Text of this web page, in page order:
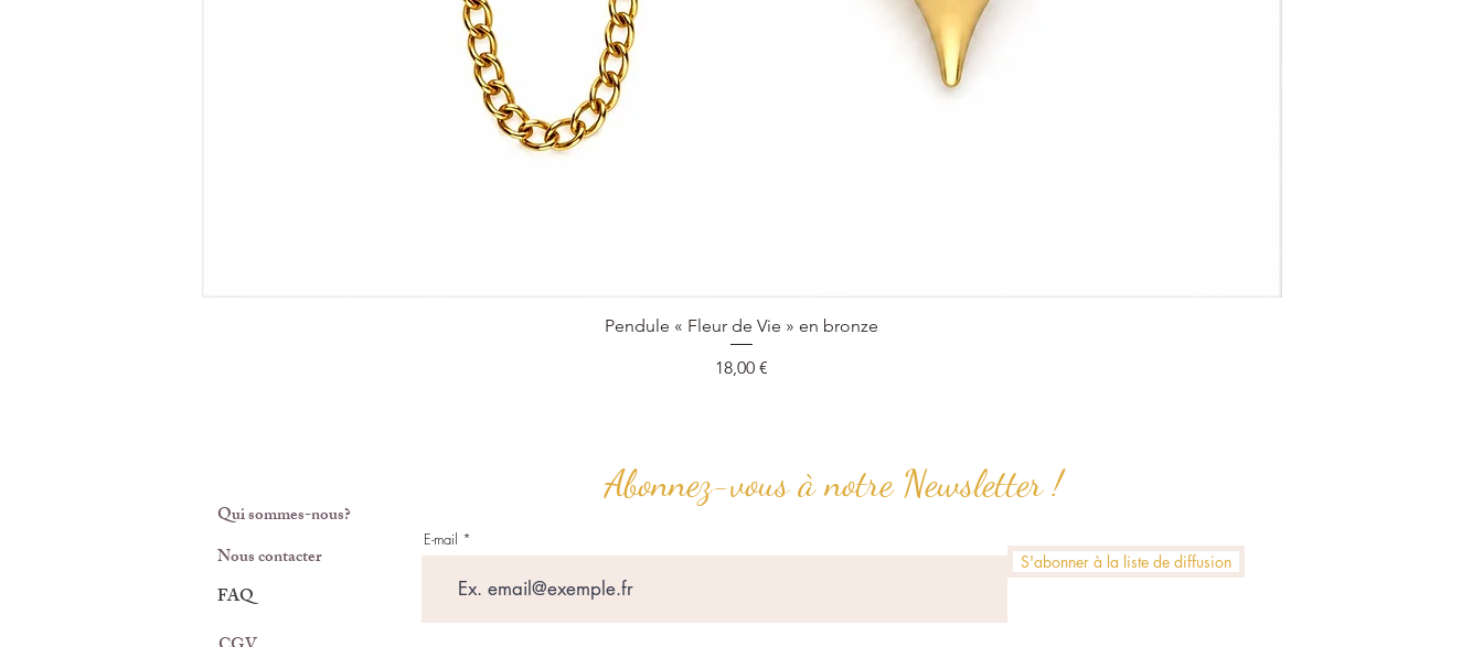
Aperçu rapide
Pendule « Fleur de Vie » en bronze
Prix
18,00 €
Nous contacter
Qui sommes-nous?
Abonnez-vous à notre Newsletter !
E-mail
S'abonner à la liste de diffusion
FAQ